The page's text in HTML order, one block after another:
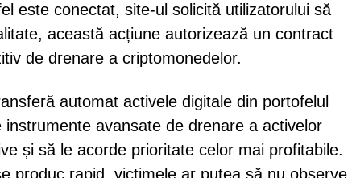
este conectat, site-ul solicită utilizatorului să
această acțiune autorizează un contract
de drenare a criptomonedelor.
automat activele digitale din portofelul
avansate de drenare a activelor
și să le acorde prioritate celor mai profitabile.
produc rapid, victimele ar putea să nu observe